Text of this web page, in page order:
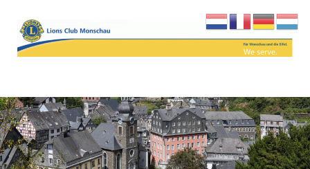
Lions Club Monschau